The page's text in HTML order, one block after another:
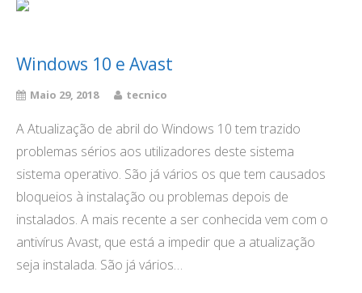
Windows 10 e Avast
Maio 29, 2018 tecnico
A Atualização de abril do Windows 10 tem trazido
problemas sérios aos utilizadores deste sistema
sistema operativo. São já vários os que tem causados
bloqueios à instalação ou problemas depois de
instalados. A mais recente a ser conhecida vem com o
antivírus Avast, que está a impedir que a atualização
seja instalada. São já vários…